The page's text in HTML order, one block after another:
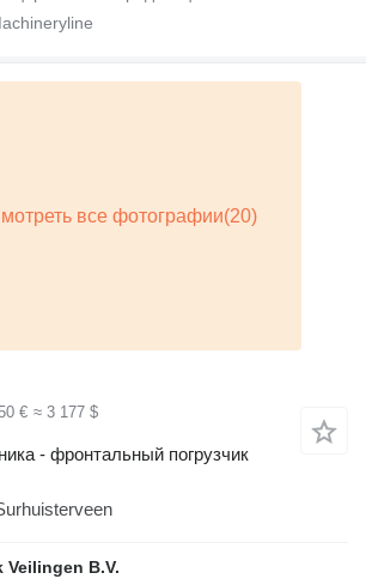
€ ≈ 3 177 $
- фронтальный погрузчик
Veilingen B.V.